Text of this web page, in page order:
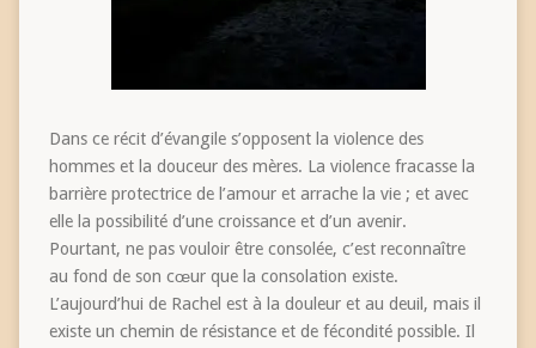
Dans ce récit d’évangile s’opposent la violence des
hommes et la douceur des mères. La violence fracasse la
barrière protectrice de l’amour et arrache la vie ; et avec
elle la possibilité d’une croissance et d’un avenir.
Pourtant, ne pas vouloir être consolée, c’est reconnaître
au fond de son cœur que la consolation existe.
L’aujourd’hui de Rachel est à la douleur et au deuil, mais il
existe un chemin de résistance et de fécondité possible. Il